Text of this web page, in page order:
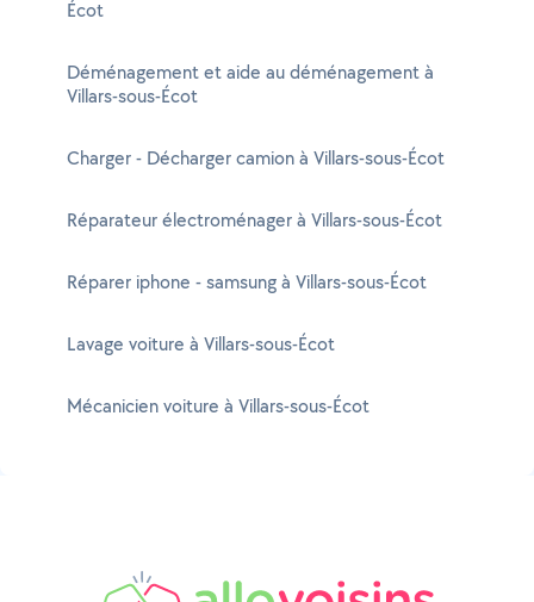
Écot
Déménagement et aide au déménagement à
Villars-sous-Écot
Charger - Décharger camion à Villars-sous-Écot
Réparateur électroménager à Villars-sous-Écot
Réparer iphone - samsung à Villars-sous-Écot
Lavage voiture à Villars-sous-Écot
Mécanicien voiture à Villars-sous-Écot